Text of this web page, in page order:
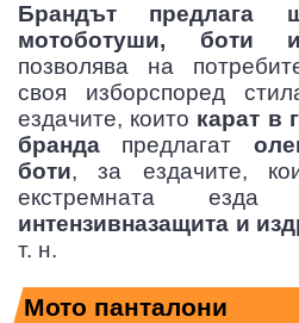
Брандът предлага
мотоботуши, боти
позволява на
своя изборспоред
ездачите, които карат в
бранда предлагат
боти, за ездачите,
екстремната
интензивназащита и
т. н.
Мото панталони